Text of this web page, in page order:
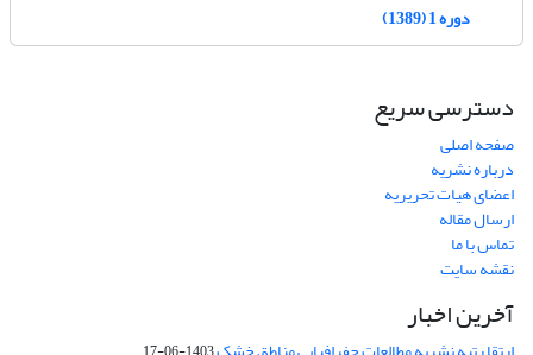
دوره 1 (1389)
دسترسی سریع
صفحه اصلی
درباره نشریه
اعضای هیات تحریریه
ارسال مقاله
تماس با ما
نقشه سایت
آخرین اخبار